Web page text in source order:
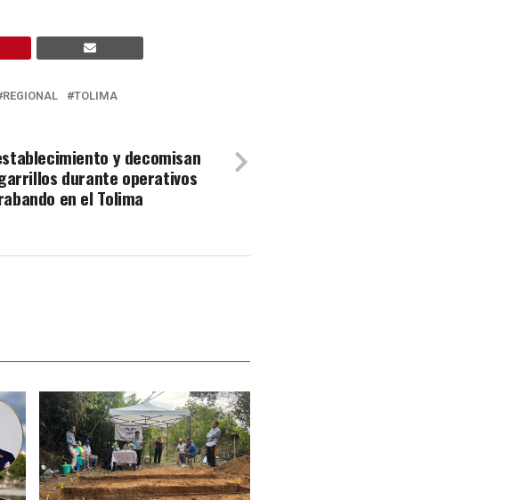
REGIONAL TOLIMA
y decomisan
durante operativos
en el Tolima